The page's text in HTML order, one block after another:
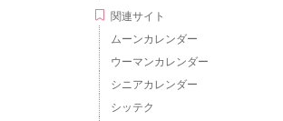
関連サイト
ムーンカレンダー
ウーマンカレンダー
シニアカレンダー
シッテク